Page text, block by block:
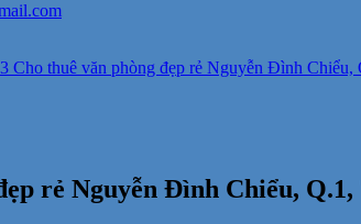
Cho thuê văn phòng đẹp rẻ Nguyễn Đình Chiểu,
rẻ Nguyễn Đình Chiểu,